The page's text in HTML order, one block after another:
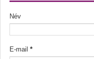
Név
E-mail *